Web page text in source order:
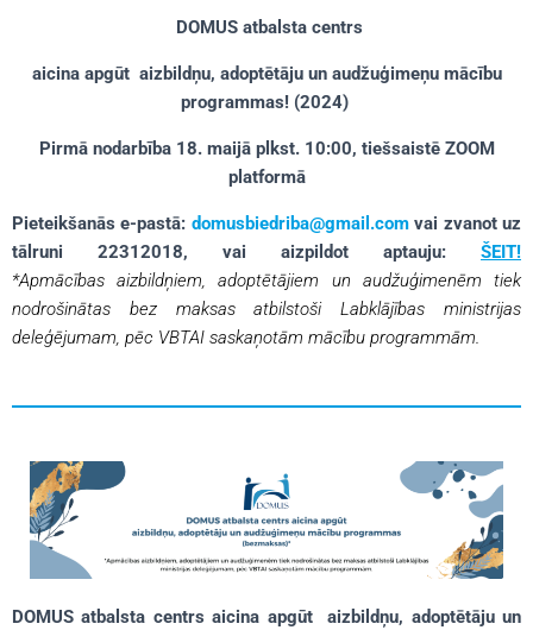
DOMUS atbalsta centrs
aicina apgūt aizbildņu, adoptētāju un audžuģimeņu mācību
programmas! (2024)
Pirmā nodarbība 18. maijā plkst. 10:00, tiešsaistē ZOOM
platformā
Pieteikšanās e-pastā: domusbiedriba@gmail.com vai zvanot uz
tālruni 22312018, vai aizpildot aptauju: ŠEIT!
*Apmācībasaizbildņiem, adoptētājiem un audžuģimenēm tiek
nodrošinātas bez maksas atbilstoši Labklājības ministrijas
deleģējumam, pēc VBTAI saskaņotām mācību programmām.
DOMUS atbalsta centrs aicina apgūt aizbildņu, adoptētāju un